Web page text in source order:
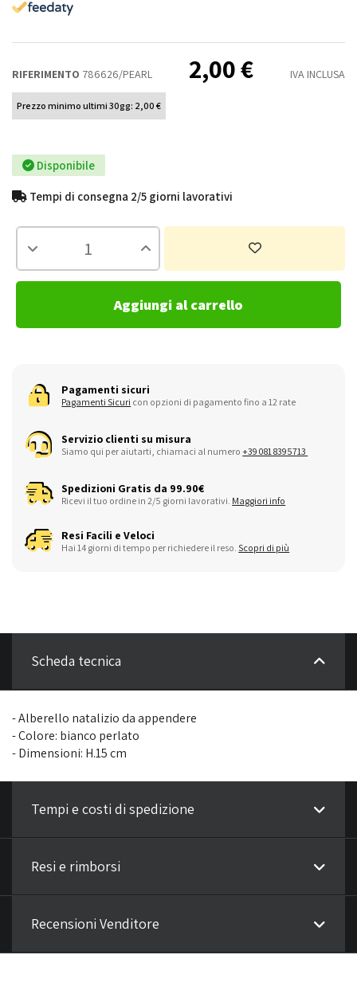
RIFERIMENTO 786626/PEARL 2,00 € IVA INCLUSA
Prezzo minimo ultimi 30gg: 2,00 €
Disponibile
Tempi di consegna 2/5 giorni lavorativi
Aggiungi al carrello
Pagamenti sicuri
Pagamenti Sicuri con opzioni di pagamento fino a 12 rate
Servizio clienti su misura
Siamo qui per aiutarti, chiamaci al numero+39 081 8395713
Spedizioni Gratis da 99.90€
Ricevi il tuo ordine in 2/5 giorni lavorativi. Maggiori info
Resi Facili e Veloci
Hai 14 giorni di tempo per richiedere il reso. Scopri di più
Scheda tecnica
- Alberello natalizio da appendere
- Colore: bianco perlato
- Dimensioni: H.15 cm
Tempi e costi di spedizione
Resi e rimborsi
Recensioni Venditore